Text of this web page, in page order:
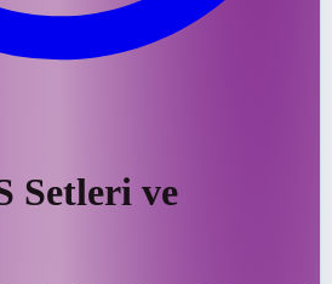
Setleri ve